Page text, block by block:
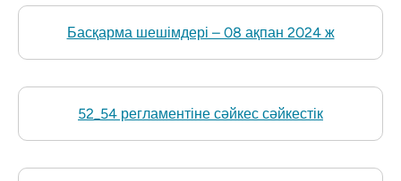
Басқарма шешімдері – 08 ақпан 2024 ж
52_54 регламентіне сәйкес сәйкестік